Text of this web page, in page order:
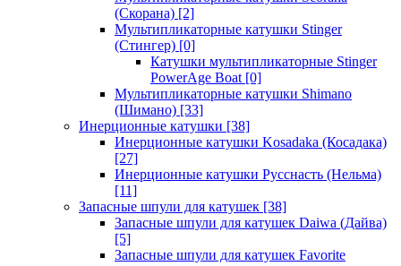
(Скорана) [2]
Мультипликаторные катушки Stinger
(Стингер) [0]
Катушки мультипликаторные Stinger
PowerAge Boat [0]
Мультипликаторные катушки Shimano
(Шимано) [33]
Инерционные катушки [38]
Инерционные катушки Kosadaka (Косадака)
[27]
Инерционные катушки Русснасть (Нельма)
[11]
Запасные шпули для катушек [38]
Запасные шпули для катушек Daiwa (Дайва)
[5]
Запасные шпули для катушек Favorite